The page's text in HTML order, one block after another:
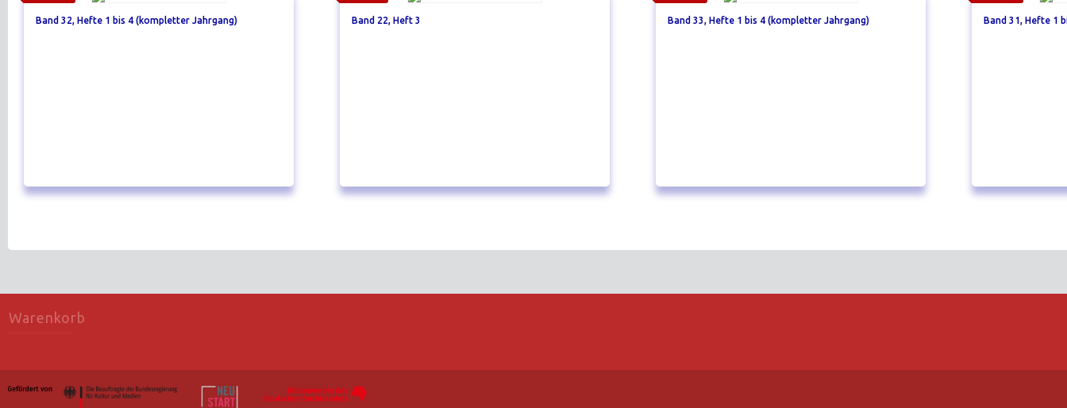
Band 32, Hefte 1 bis 4 (kompletter Jahrgang) Band 22, Heft 3 Band 33, Hefte 1 bis 4 (kompletter Jahrgang) Band 31, Hefte 1
Warenkorb